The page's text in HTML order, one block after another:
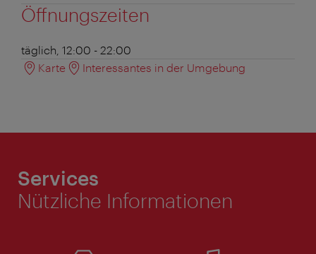
Öffnungszeiten
täglich, 12:00 - 22:00
Karte
Interessantes in der Umgebung
Services
Nützliche Informationen